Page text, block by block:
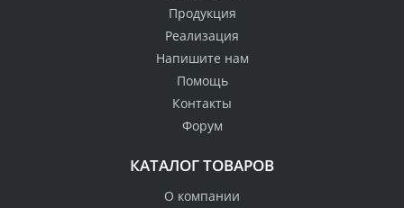
Продукция
Реализация
Напишите нам
Помощь
Контакты
Форум
КАТАЛОГ ТОВАРОВ
О компании